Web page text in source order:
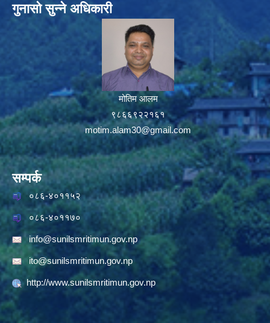
गुनासो सुन्ने अधिकारी
मोतिम आलम
९८६६९२२१६१
motim.alam30@gmail.com
सम्पर्क
०८६-४०११५२
०८६-४०११७०
info@sunilsmritimun.gov.np
ito@sunilsmritimun.gov.np
http://www.sunilsmritimun.gov.np